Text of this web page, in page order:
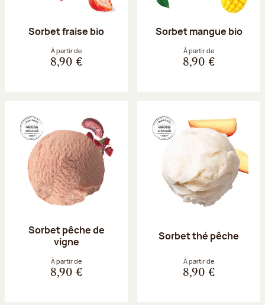
Sorbet fraise bio
À partir de
8,90 €
Sorbet mangue bio
À partir de
8,90 €
Sorbet pêche de
vigne
À partir de
8,90 €
Sorbet thé pêche
À partir de
8,90 €